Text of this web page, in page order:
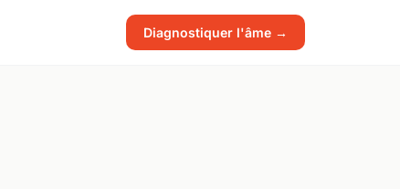
Diagnostiquer l'âme →